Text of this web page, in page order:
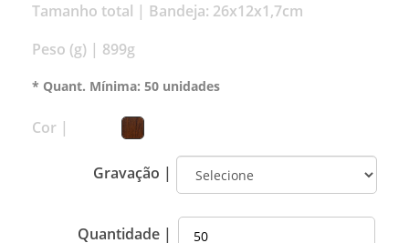
Tamanho total | Bandeja: 26x12x1,7cm
Peso (g) | 899g
* Quant. Mínima: 50 unidades
Cor |
Gravação |
Quantidade |